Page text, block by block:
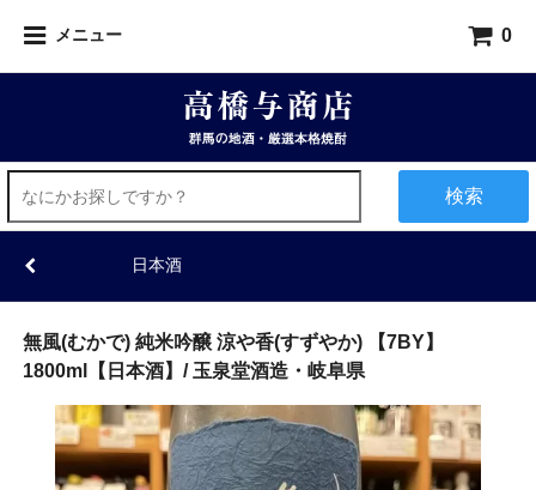
メニュー 0
検索
日本酒
無風(むかで) 純米吟醸 涼や香(すずやか) 【7BY】
1800ml【日本酒】/ 玉泉堂酒造・岐阜県